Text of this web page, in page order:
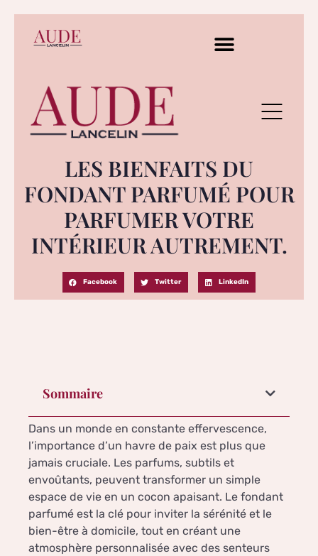
LES BIENFAITS DU
FONDANT PARFUMÉ POUR
PARFUMER VOTRE
INTÉRIEUR AUTREMENT.
Facebook Twitter LinkedIn
Sommaire
Dans un monde en constante effervescence,
l’importance d’un havre de paix est plus que
jamais cruciale. Les parfums, subtils et
envoûtants, peuvent transformer un simple
espace de vie en un cocon apaisant. Le fondant
parfumé est la clé pour inviter la sérénité et le
bien-être à domicile, tout en créant une
atmosphère personnalisée avec des senteurs